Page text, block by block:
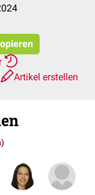
Artikel erstellen
)